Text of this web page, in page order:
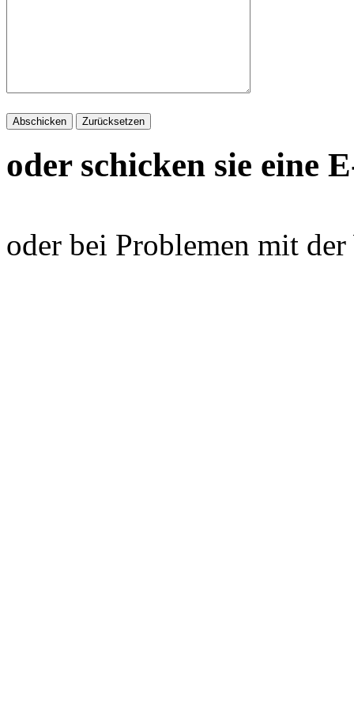
oder schicken sie eine
oder bei Problemen mit der